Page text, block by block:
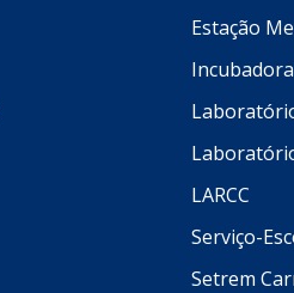
Estação
LARCC
Serviço-
Setrem